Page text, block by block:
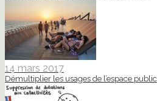
14 mars 2017
Démultiplier les usages de l’espace public